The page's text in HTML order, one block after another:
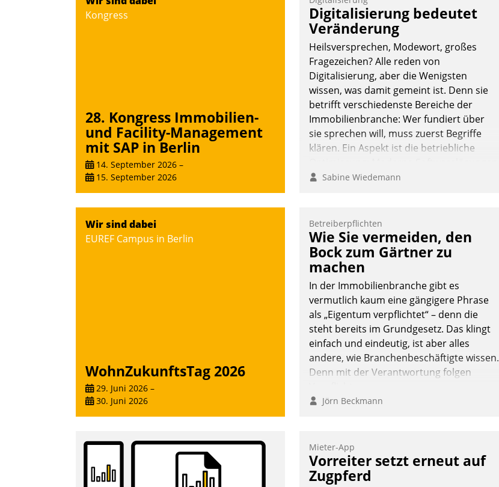
Vernetzungsideen fürs Quartier.
Dazwischen zeigte Datatrain, was es
Neues zu bieten hat.
Nadja Hußmann
Kongress
28. Kongress Immobilien-
und Facility-Management
mit SAP in Berlin
14. September 2026 –
15. September 2026
Digitalisierung bedeutet
Veränderung
Heilsversprechen, Modewort, großes
Fragezeichen? Alle reden von
Digitalisierung, aber die Wenigsten
wissen, was damit gemeint ist. Denn sie
betrifft verschiedenste Bereiche der
Immobilienbranche: Wer fundiert über
sie sprechen will, muss zuerst Begriffe
klären. Ein Aspekt ist die betriebliche
ermöglichen große Einsparungen durch
Allein mit der Einführung einer neuen
Software ist es nicht getan. Die
Digitalisierung erfordert von
Unternehmen die Bereitschaft, sich zu
verändern.
Sabine Wiedemann
Wir sind dabei
EUREF Campus in Berlin
WohnZukunftsTag 2026
29. Juni 2026 –
30. Juni 2026
Betreiberpflichten
Wie Sie vermeiden, den
Bock zum Gärtner zu
machen
In der Immobilienbranche gibt es
vermutlich kaum eine gängigere Phrase
als „Eigentum verpflichtet“ – denn die
steht bereits im Grundgesetz. Das klingt
einfach und eindeutig, ist aber alles
andere, wie Branchenbeschäftigte wissen.
Denn mit der Verantwortung folgen
Jörn Beckmann
Mieter-App
Vorreiter setzt erneut auf
Zugpferd